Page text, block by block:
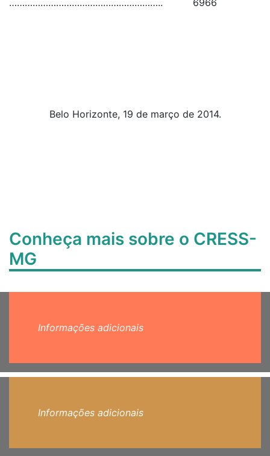
………………………………………………….. 6966
Belo Horizonte, 19 de março de 2014.
Conheça mais sobre o CRESS-
MG
Informações adicionais
Informações adicionais